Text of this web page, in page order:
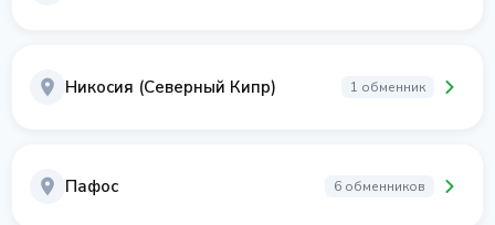
Никосия (Северный Кипр) 1 обменник
Пафос 6 обменников